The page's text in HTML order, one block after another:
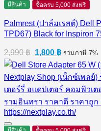
มีสินค้า ซื้อครบ 5,000 ส่งฟรี
Palmrest (ปาล์มเรสต์) Dell
TPD67) Black for Inspiron
2,990฿ Original
price
was:
2,990 ฿.
1,800 ฿Current
price
is:
1,800 ฿.
รวมภาษี 7%